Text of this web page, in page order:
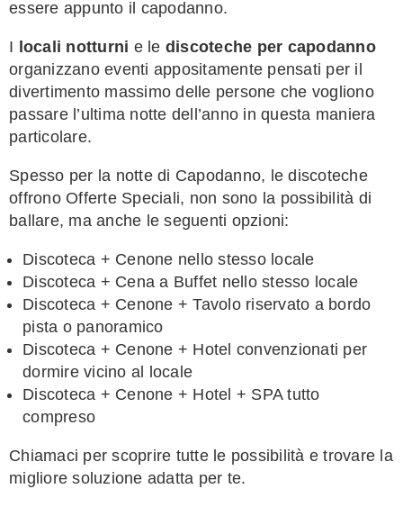
essere appunto il capodanno.
I locali notturni e le discoteche per capodanno
organizzano eventi appositamente pensati per il
divertimento massimo delle persone che vogliono
passare l’ultima notte dell’anno in questa maniera
particolare.
Spesso per la notte di Capodanno, le discoteche
offrono Offerte Speciali, non sono la possibilità di
ballare, ma anche le seguenti opzioni:
Discoteca + Cenone nello stesso locale
Discoteca + Cena a Buffet nello stesso locale
Discoteca + Cenone + Tavolo riservato a bordo
pista o panoramico
Discoteca + Cenone + Hotel convenzionati per
dormire vicino al locale
Discoteca + Cenone + Hotel + SPA tutto
compreso
Chiamaci per scoprire tutte le possibilità e trovare la
migliore soluzione adatta per te.